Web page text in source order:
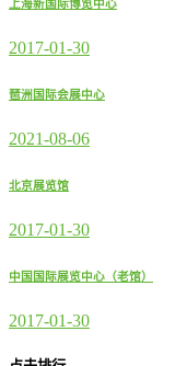
上海新国际博览中心
2017-01-30
琶洲国际会展中心
2021-08-06
北京展览馆
2017-01-30
中国国际展览中心（老馆）
2017-01-30